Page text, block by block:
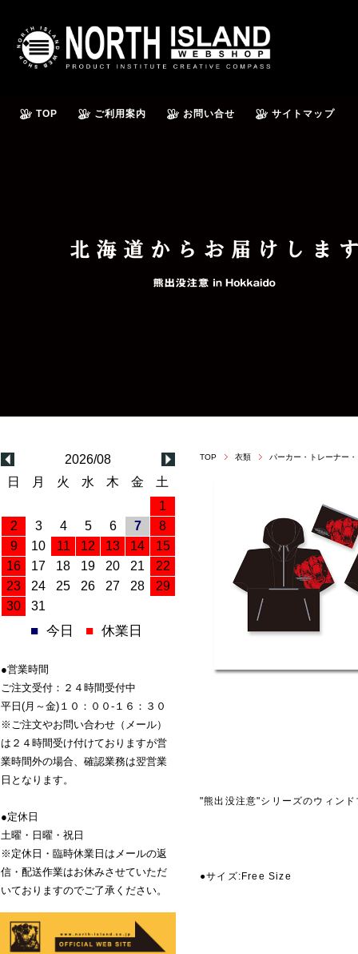
TOP ご利用案内 お問い合せ サイトマップ
TOP 衣類 パーカー・トレーナー
"熊出没注意"シリーズのウィン
●サイズ:Free Size
2026/08
日
月 火 水 木 金
土
1
2
3 4 5 6 7
8
9
10 11 12 13 14
15
16
17 18 19 20 21
22
23
24 25 26 27 28
29
30
31
■ 今日 ■ 休業日
●営業時間
ご注文受付：２４時間受付中
平日(月～金)１０：００-１６：３０
※ご注文やお問い合わせ（メール）
は２４時間受け付けておりますが営
業時間外の場合、確認業務は翌営業
日となります。
●定休日
土曜・日曜・祝日
※定休日・臨時休業日はメールの返
信・配送作業はお休みさせていただ
いておりますのでご了承ください。